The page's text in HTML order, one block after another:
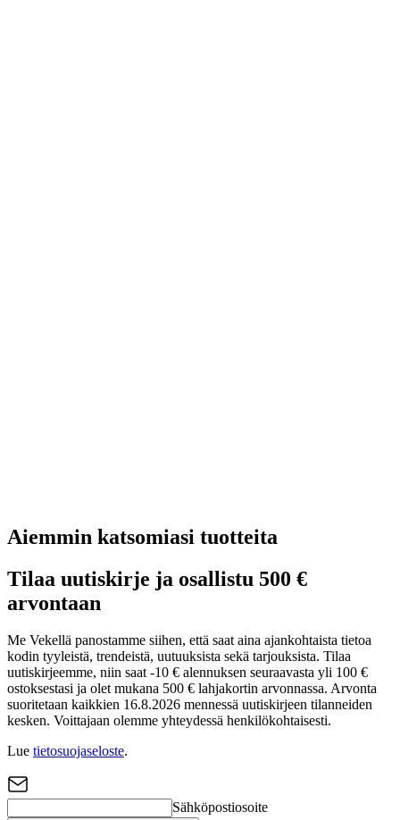
Aiemmin katsomiasi tuotteita
Tilaa uutiskirje ja osallistu 500 €
arvontaan
Me Vekellä panostamme siihen, että saat aina ajankohtaista tietoa
kodin tyyleistä, trendeistä, uutuuksista sekä tarjouksista. Tilaa
uutiskirjeemme, niin saat -10 € alennuksen seuraavasta yli 100 €
ostoksestasi ja olet mukana 500 € lahjakortin arvonnassa. Arvonta
suoritetaan kaikkien 16.8.2026 mennessä uutiskirjeen tilanneiden
kesken. Voittajaan olemme yhteydessä henkilökohtaisesti.
Lue tietosuojaseloste.
Sähköpostiosoite